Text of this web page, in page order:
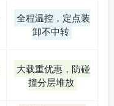
全程温控，定点装
卸不中转
大载重优惠，防碰
撞分层堆放